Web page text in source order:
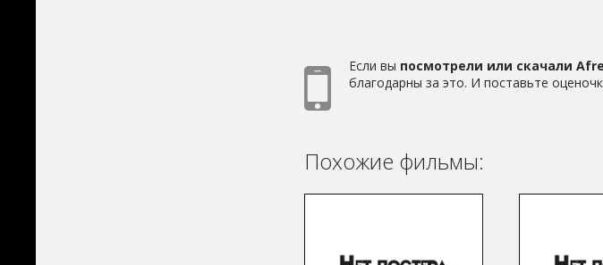
Если вы посмотрели или скачали
благодарны за это. И поставьте
Похожие фильмы: